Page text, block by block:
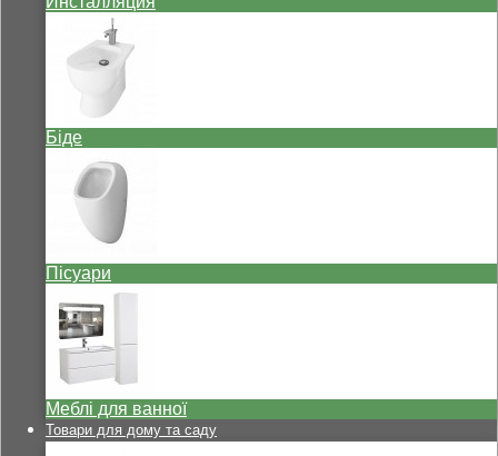
Біде
Пісуари
Меблі для ванної
Товари для дому та саду